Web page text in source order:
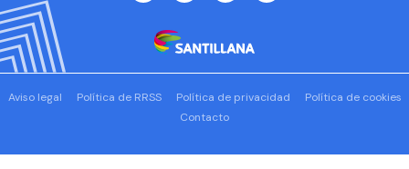
Aviso legal Política de RRSS Política de privacidad
Política de cookies
Contacto